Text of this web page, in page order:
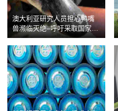
澳大利亚研究人员担心鸭嘴
兽濒临灭绝–呼吁采取国家行
动